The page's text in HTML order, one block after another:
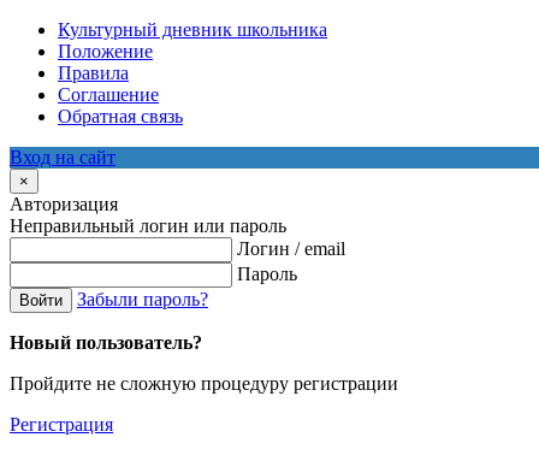
Культурный дневник школьника
Положение
Правила
Соглашение
Обратная связь
Вход на сайт
×
Авторизация
Неправильный логин или пароль
Логин / email
Пароль
Войти Забыли пароль?
Новый пользователь?
Пройдите не сложную процедуру регистрации
Регистрация